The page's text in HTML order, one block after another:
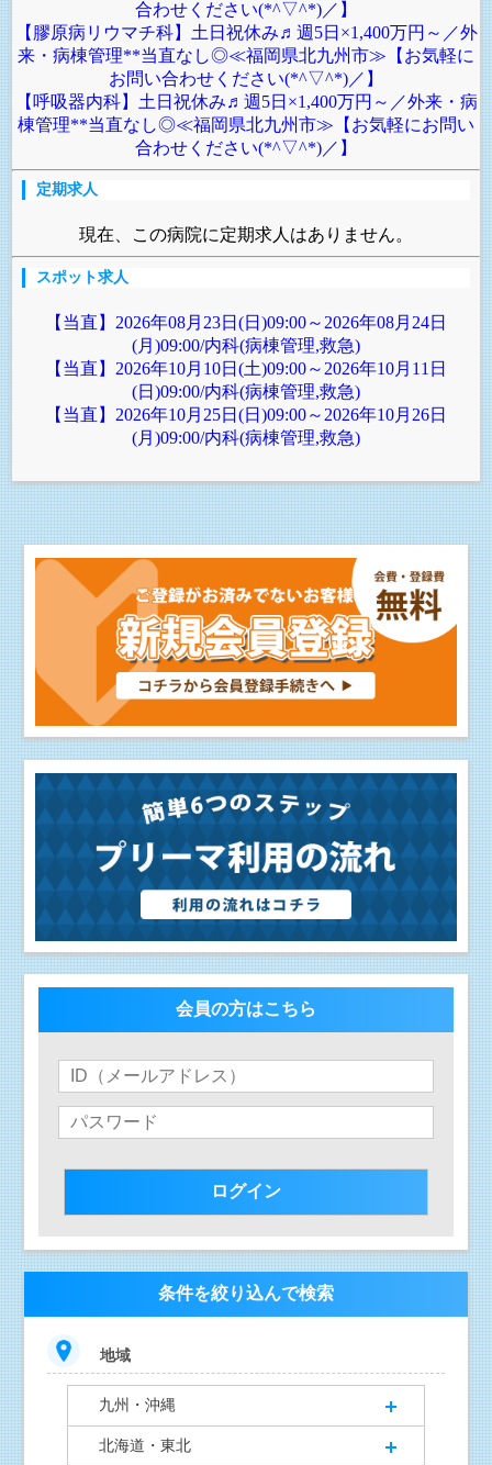
合わせください(*^▽^*)／】
【膠原病リウマチ科】土日祝休み♬週5日×1,400万円～／外
来・病棟管理**当直なし◎≪福岡県北九州市≫【お気軽に
お問い合わせください(*^▽^*)／】
【呼吸器内科】土日祝休み♬週5日×1,400万円～／外来・病
棟管理**当直なし◎≪福岡県北九州市≫【お気軽にお問い
合わせください(*^▽^*)／】
定期求人
現在、この病院に定期求人はありません。
スポット求人
【当直】2026年08月23日(日)09:00～2026年08月24日
(月)09:00/内科(病棟管理,救急)
【当直】2026年10月10日(土)09:00～2026年10月11日
(日)09:00/内科(病棟管理,救急)
【当直】2026年10月25日(日)09:00～2026年10月26日
(月)09:00/内科(病棟管理,救急)
会員の方はこちら
条件を絞り込んで検索
地域
九州・沖縄
北海道・東北